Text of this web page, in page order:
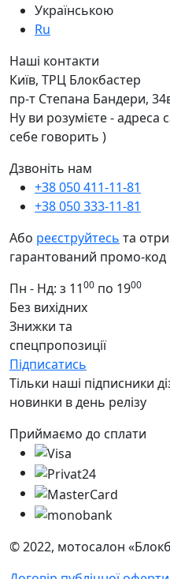
Українською
Ru
Наші контакти
Київ, ТРЦ Блокбастер
пр-т Степана Бандери,
Ну ви розумієте - адреса
себе говорить )
Дзвоніть нам
+38 050 411-11-81
+38 050 333-11-81
Або реєструйтесь та
гарантований промо-код
Пн - Нд: з 1100 по 1900
Без вихідних
Знижки та
спецпропозиції
Підписатись
Тільки наші підписники
новинки в день релізу
Приймаємо до сплати
© 2022, мотосалон